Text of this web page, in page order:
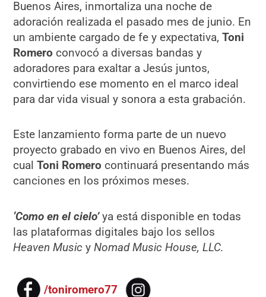
Buenos Aires, inmortaliza una noche de
adoración realizada el pasado mes de junio. En
un ambiente cargado de fe y expectativa,Toni
Romero convocó a diversas bandas y
adoradores para exaltar a Jesús juntos,
convirtiendo ese momento en el marco ideal
para dar vida visual y sonora a esta grabación.
Este lanzamiento forma parte de un nuevo
proyecto grabado en vivo en Buenos Aires, del
cualToni Romero continuará presentando más
canciones en los próximos meses.
‘Como en el cielo’ya está disponible en todas
las plataformas digitales bajo los sellos
Heaven Music yNomad Music House, LLC.
/toniromero77